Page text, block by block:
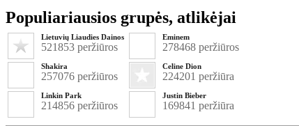
Populiariausios grupės, atlikėjai
Lietuvių Liaudies Dainos
521853 peržiūros
Eminem
278468 peržiūros
Shakira
257076 peržiūros
Celine Dion
224201 peržiūra
Linkin Park
214856 peržiūros
Justin Bieber
169841 peržiūra